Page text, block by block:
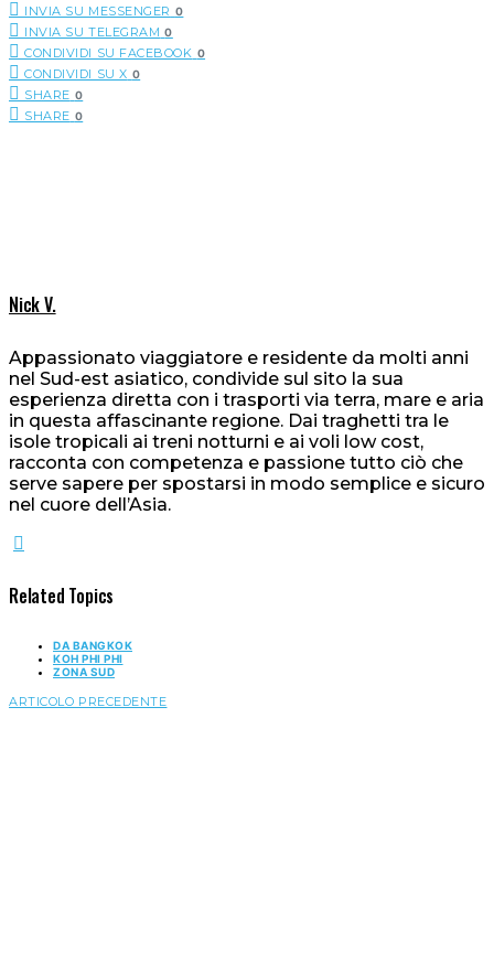
INVIA SU MESSENGER 0
INVIA SU TELEGRAM 0
CONDIVIDI SU FACEBOOK 0
CONDIVIDI SU X 0
SHARE 0
SHARE 0
Nick V.
Appassionato viaggiatore e residente da molti anni
nel Sud-est asiatico, condivide sul sito la sua
esperienza diretta con i trasporti via terra, mare e aria
in questa affascinante regione. Dai traghetti tra le
isole tropicali ai treni notturni e ai voli low cost,
racconta con competenza e passione tutto ciò che
serve sapere per spostarsi in modo semplice e sicuro
nel cuore dell’Asia.
Related Topics
DA BANGKOK
KOH PHI PHI
ZONA SUD
ARTICOLO PRECEDENTE